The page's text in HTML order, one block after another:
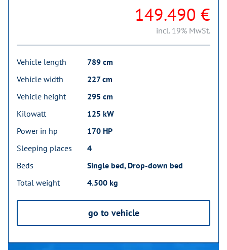
149.490 €
incl. 19% MwSt.
Vehicle length
789 cm
Vehicle width
227 cm
Vehicle height
295 cm
Kilowatt
125 kW
Power in hp
170 HP
Sleeping places
4
Beds
Single bed, Drop-down bed
Total weight
4.500 kg
go to vehicle